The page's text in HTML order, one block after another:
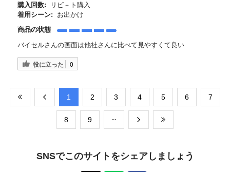
購入回数:
リピ－ト購入
着用シーン:
お出かけ
商品の状態
バイセルさんの画面は他社さんに比べて見やすくて良い
役に立った 0
​1 ​2 ​3 ​4 ​5 ​6 ​7
​8 ​9
SNSでこのサイトをシェアしましょう